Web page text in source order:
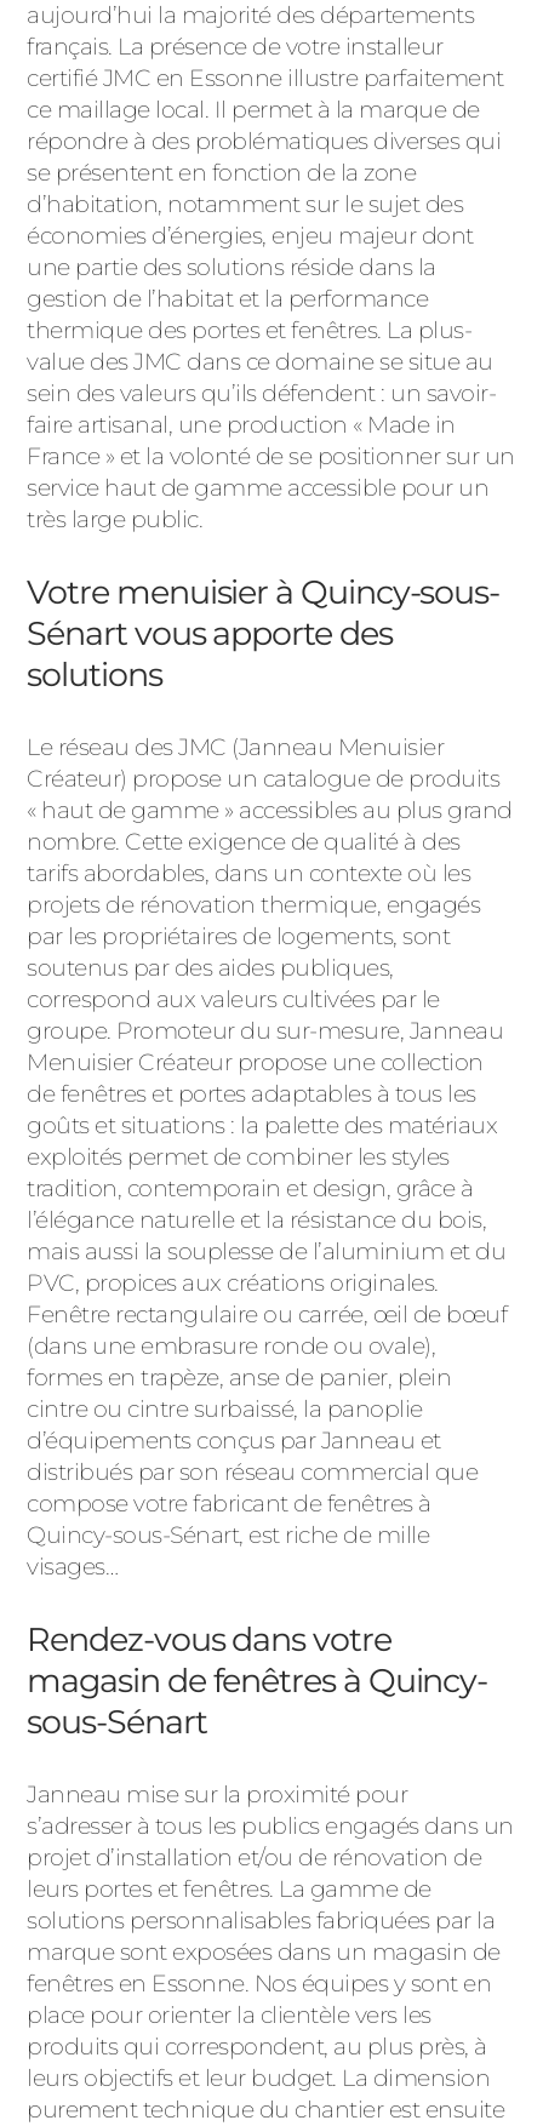
aujourd’hui la majorité des départements
français. La présence de votre installeur
certifié JMC en Essonne illustre parfaitement
ce maillage local. Il permet à la marque de
répondre à des problématiques diverses qui
se présentent en fonction de la zone
d’habitation, notamment sur le sujet des
économies d’énergies, enjeu majeur dont
une partie des solutions réside dans la
gestion de l’habitat et la performance
thermique des portes et fenêtres. La plus-
value des JMC dans ce domaine se situe au
sein des valeurs qu’ils défendent : un savoir-
faire artisanal, une production « Made in
France » et la volonté de se positionner sur un
service haut de gamme accessible pour un
très large public.
Votre menuisier à Quincy-sous-
Sénart vous apporte des
solutions
Le réseau des JMC (Janneau Menuisier
Créateur) propose un catalogue de produits
« haut de gamme » accessibles au plus grand
nombre. Cette exigence de qualité à des
tarifs abordables, dans un contexte où les
projets de rénovation thermique, engagés
par les propriétaires de logements, sont
soutenus par des aides publiques,
correspond aux valeurs cultivées par le
groupe. Promoteur du sur-mesure, Janneau
Menuisier Créateur propose une collection
de fenêtres et portes adaptables à tous les
goûts et situations : la palette des matériaux
exploités permet de combiner les styles
tradition, contemporain et design, grâce à
l’élégance naturelle et la résistance du bois,
mais aussi la souplesse de l’aluminium et du
PVC, propices aux créations originales.
Fenêtre rectangulaire ou carrée, œil de bœuf
(dans une embrasure ronde ou ovale),
formes en trapèze, anse de panier, plein
cintre ou cintre surbaissé, la panoplie
d’équipements conçus par Janneau et
distribués par son réseau commercial que
compose votre fabricant de fenêtres à
Quincy-sous-Sénart, est riche de mille
visages…
Rendez-vous dans votre
magasin de fenêtres à Quincy-
sous-Sénart
Janneau mise sur la proximité pour
s’adresser à tous les publics engagés dans un
projet d’installation et/ou de rénovation de
leurs portes et fenêtres. La gamme de
solutions personnalisables fabriquées par la
marque sont exposées dans un magasin de
fenêtres en Essonne. Nos équipes y sont en
place pour orienter la clientèle vers les
produits qui correspondent, au plus près, à
leurs objectifs et leur budget. La dimension
purement technique du chantier est ensuite